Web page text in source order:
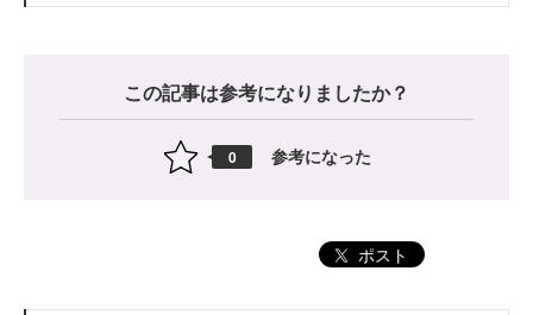
この記事は参考になりましたか？
0 参考になった
ポスト